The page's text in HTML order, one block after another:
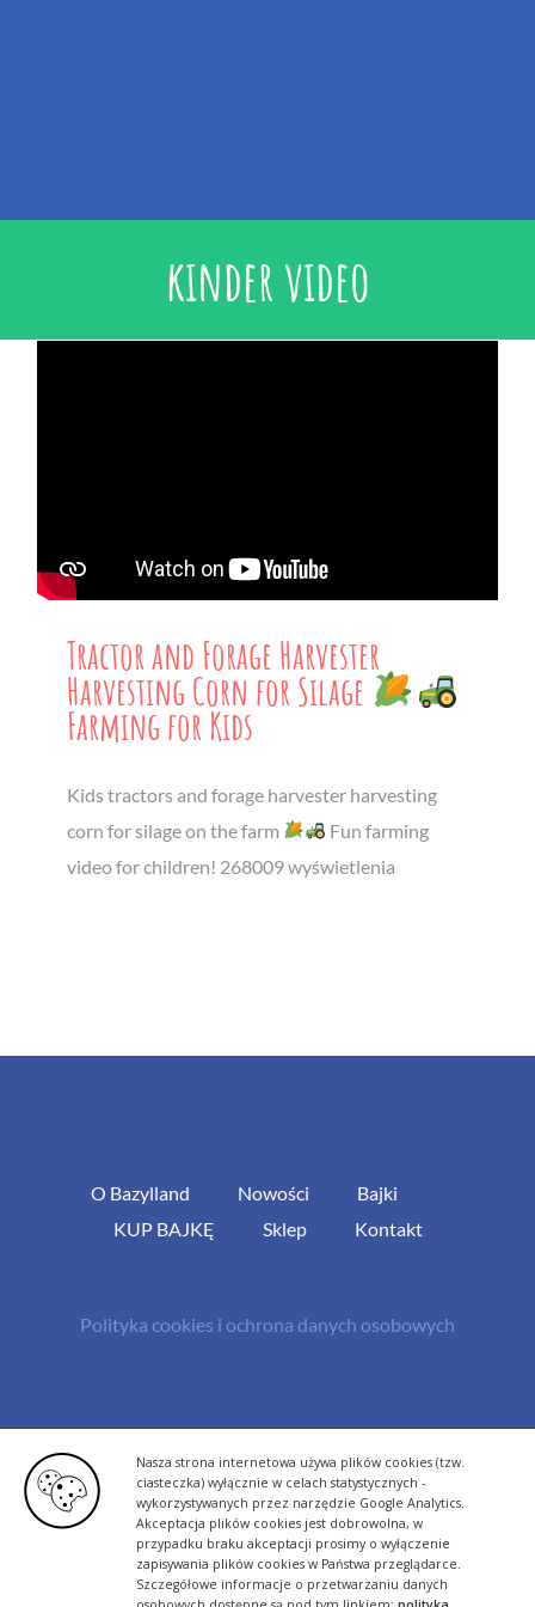
Nasza strona internetowa używa plików cookies (tzw.
ciasteczka) wyłącznie w celach statystycznych -
wykorzystywanych przez narzędzie Google Analytics.
Akceptacja plików cookies jest dobrowolna, w
przypadku braku akceptacji prosimy o wyłączenie
zapisywania plików cookies w Państwa przeglądarce.
Szczegółowe informacje o przetwarzaniu danych
kinder video
Tractor and Forage Harvester
Harvesting Corn for Silage
Farming for Kids
Kids tractors and forage harvester harvesting
corn for silage on the farm
Fun farming
video for children! 268009 wyświetlenia
O Bazylland Nowości
Bajki
KUP BAJKĘ
Sklep Kontakt
Polityka cookies i ochrona danych osobowych
rutyna.pl - tworzenie stron www